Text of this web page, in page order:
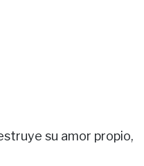
su amor propio,